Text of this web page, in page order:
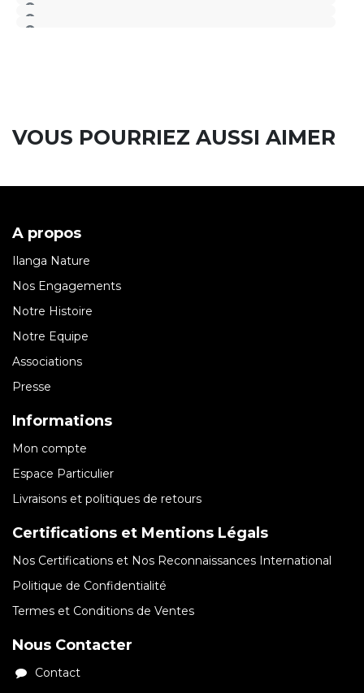
VOUS POURRIEZ AUSSI AIMER
A propos
Ilanga Nature
Nos Engagements
Notre Histoire
Notre Equipe
Associations
Presse
Informations
Mon compte
Espace Particulier
Livraisons et politiques de retours
Certifications et Mentions Légals
Nos Certifications et Nos Reconnaissances International
Politique de Confidentialité
Termes et Conditions de Ventes
Nous Contacter
Contact